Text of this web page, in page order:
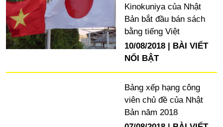
Kinokuniya của Nhật
Bản bắt đầu bán sách
bằng tiếng Việt
10/08/2018
BÀI VIẾT
NỔI BẬT
Bảng xếp hạng công
viên chủ đề của Nhật
Bản năm 2018